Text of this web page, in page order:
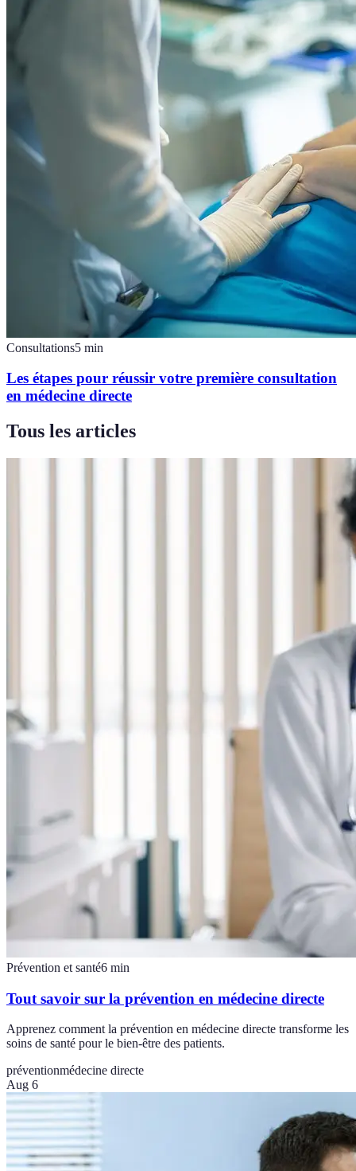
Consultations5 min
Les étapes pour réussir votre première consultation
en médecine directe
Tous les articles
Prévention et santé6 min
Tout savoir sur la prévention en médecine directe
Apprenez comment la prévention en médecine directe transforme les
soins de santé pour le bien-être des patients.
préventionmédecine directe
Aug 6